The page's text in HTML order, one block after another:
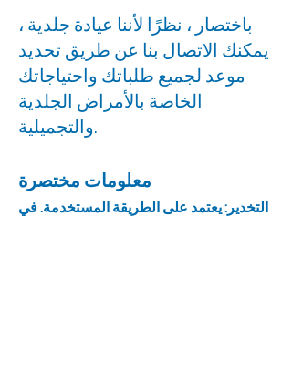
باختصار ، نظرًا لأننا عيادة جلدية ،
يمكنك الاتصال بنا عن طريق تحديد
موعد لجميع طلباتك واحتياجاتك
الخاصة بالأمراض الجلدية
والتجميلية.
معلومات مختصرة
التخدير: يعتمد على الطريقة المستخدمة. في